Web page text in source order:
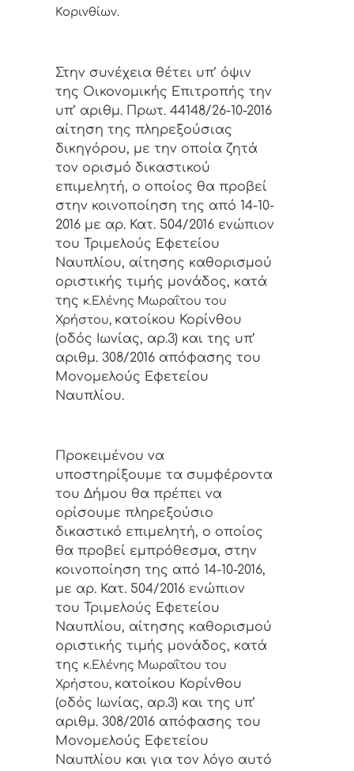
Κορινθίων.
Στην συνέχεια θέτει υπ’ όψιν
της Οικονομικής Επιτροπής την
υπ’ αριθμ. Πρωτ. 44148/26-10-2016
αίτηση της πληρεξούσιας
δικηγόρου, με την οποία ζητά
τον ορισμό δικαστικού
επιμελητή, ο οποίος θα προβεί
στην κοινοποίηση της από 14-10-
2016 με αρ. Κατ. 504/2016 ενώπιον
του Τριμελούς Εφετείου
Ναυπλίου, αίτησης καθορισμού
οριστικής τιμής μονάδος, κατά
της κ.Ελένης Μωραΐτου του
Χρήστου, κατοίκου Κορίνθου
(οδός Ιωνίας, αρ.3) και της υπ’
αριθμ. 308/2016 απόφασης του
Μονομελούς Εφετείου
Ναυπλίου.
Προκειμένου να
υποστηρίξουμε τα συμφέροντα
του Δήμου θα πρέπει να
ορίσουμε πληρεξούσιο
δικαστικό επιμελητή, ο οποίος
θα προβεί εμπρόθεσμα, στην
κοινοποίηση της από 14-10-2016,
με αρ. Κατ. 504/2016 ενώπιον
του Τριμελούς Εφετείου
Ναυπλίου, αίτησης καθορισμού
οριστικής τιμής μονάδος, κατά
της κ.Ελένης Μωραΐτου του
Χρήστου, κατοίκου Κορίνθου
(οδός Ιωνίας, αρ.3) και της υπ’
αριθμ. 308/2016 απόφασης του
Μονομελούς Εφετείου
Ναυπλίου και για τον λόγο αυτό